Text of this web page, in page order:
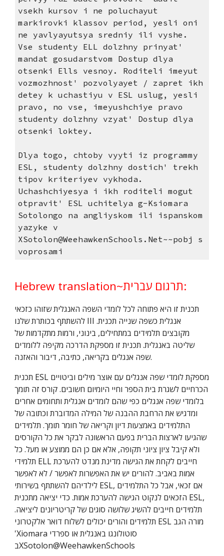
vsekh kursov i ne poluchayut
markirovki klassov period, yesli oni
ne yavlyayutsya sredniy ili vyshe.
Vse studenty ELL dolzhny prinyat'
mandat gosudarstvom Dostup dlya
otsenki Ells vesnoy. Roditeli imeyut
vozmozhnost' pozvolyayet / zapret ikh
detey k uchastiyu v ESL uslug, yesli
pravo, no vse, imeyushchiye pravo
studenty dolzhny vzyat' Dostup dlya
otsenki loktey.
Dlya togo, chtoby vyyti iz programmy
ESL, studenty dolzhny dostich' trekh
tipov kriteriyev vykhoda.
Uchashchiyesya i ikh roditeli mogut
otpravit' ESL uchitelya g-Ksiomara
Sotolongo na angliyskom ili ispanskom
yazyke v
XSotolon@WeehawkenSchools.Net~~pobj s
voprosami
Hebrew translation~תרגום עברית:
תכנית זו היא פתוחה לכל לומדי השפה האנגלית שזוהו כזכאי
להשתתף בכותרת שלנו III אנגלית כשפה שנייה תכנית.
מקובצים תלמידים במתחילים, בינוני, ורמות מתקדמות של
שליטה באנגלית. תכנית זו מספקת הדרכה מקיפה ללומדים
שפה אנגלים בקריאה, כתיבה, דיבור והאזנה.
תכנית ESL מספקת לומדי שפה אנגלים עם אוצר מילים וביטויים
הכרחיים לשגרת בית הספר וחיי היומיום חשובים. קורס זה תומך
בלומדי שפה אנגלים כפי שהם לומדים אנגלית ותחומים אחרים
ומדגיש את הרחבת ההבנה של המילה המדוברת וכתובה של
התלמידים באמצעות דיון וקריאה של חומר תומך. תלמידים
שהגיעו לארצות הברית בפעם הראשונה לבקר את כל הקורסים
ולא קיבל ציון ציוני תקופה, אלא אם כן הם ממוצע או מעל. כל
תלמידי ELL חייבים לקחת את הגישה מדינת מנדט להערכת
אמות באביב. להורים יש את האפשרות לאפשר / לא לאפשר
לילדיהם להשתתף בשירותי ESL, אם זכאי, אבל כל התלמידים
הזכאים לנקוט הגישה להערכת אמות. כדי יציאה מתכנית ESL,
תלמידים חייבים להשיג שלושה סוגים של קריטריונים ליציאה.
תלמידים והורים יכולים לשלוח דואר אלקטרוני ESL מורה הגב
'Xiomara סוטולונגו באנגלית או ספרדי
בXSotolon@WeehawkenSchools